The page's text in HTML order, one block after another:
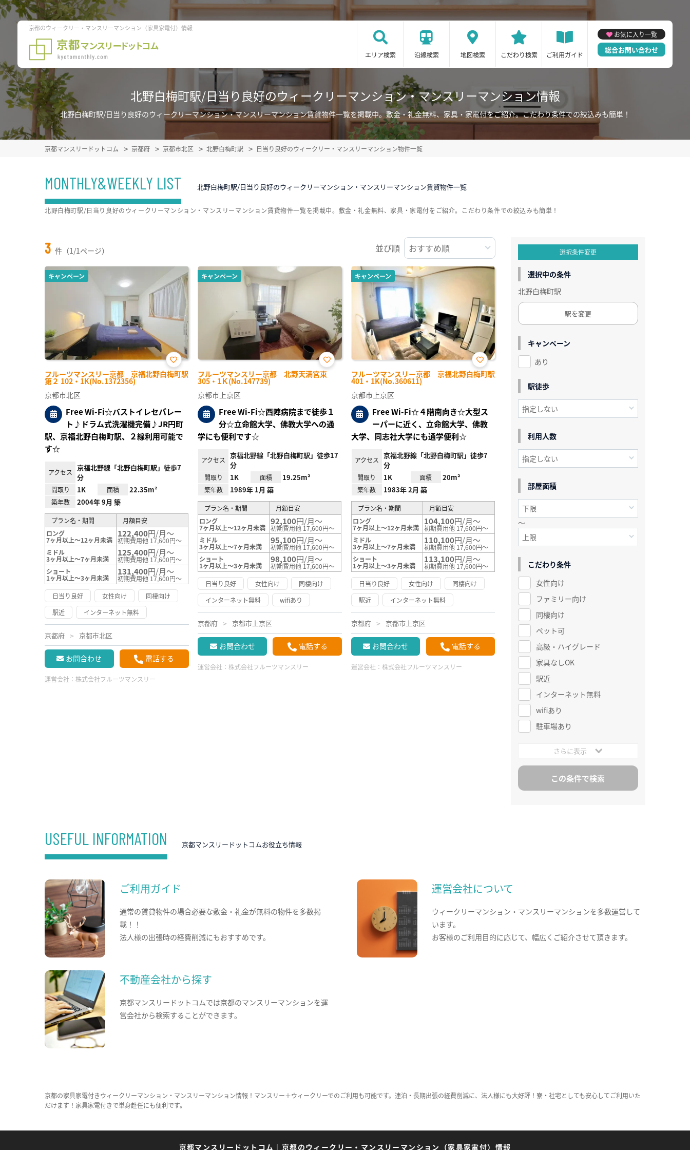
京都のウィークリー・マンスリーマンション（家具家電付）情報
エリア検索 沿線検索 地図検索 こだわり検索 ご利用ガイド
お気に入り一覧
総合お問い合わせ
北野白梅町駅/日当り良好のウィークリーマンション・マンスリーマンション情報
北野白梅町駅/日当り良好のウィークリーマンション・マンスリーマンション賃貸物件一覧を掲載中。敷金・礼金無料、家具・家電付をご紹介。こだわり条件での絞込みも簡単！
京都マンスリードットコム 京都府 京都市北区 北野白梅町駅 日当り良好のウィークリー・マンスリーマンション物件一覧
MONTHLY&WEEKLY LIST 北野白梅町駅/日当り良好のウィークリーマンション・マンスリーマンション賃貸物件一覧
3 件（1/1ページ） 並び順
キャンペーン
フルーツマンスリー京都 京福北野白梅町駅
第２ 102・1K(No.1372356)
お気
に入
京都市北区
Free Wi-Fi☆バストイレセパレー
ト♪ドラム式洗濯機完備♪JR円町
駅、京福北野白梅町駅、２線利用可能で
す☆
アクセス
京福北野線「北野白梅町駅」徒歩7
分
間取り 1K 面積 22.35m²
築年数 2004年 9月 築
プラン名・期間
月額目安
ロング
7ヶ月以上～12ヶ月未満
122,400円/月～
初期費用他 17,600円～
ミドル
3ヶ月以上～7ヶ月未満
125,400円/月～
初期費用他 17,600円～
ショート
1ヶ月以上～3ヶ月未満
131,400円/月～
初期費用他 17,600円～
日当り良好
女性向け
同棲向け
駅近
インターネット無料
京都府 京都市北区
お問合わせ 電話する
運営会社： 株式会社フルーツマンスリー
キャンペーン
フルーツマンスリー京都 北野天満宮東
305・1Ｋ(No.147739)
お気
に入
京都市上京区
Free Wi-Fi☆西陣病院まで徒歩１
分☆立命館大学、佛教大学への通
学にも便利です☆
アクセス
京福北野線「北野白梅町駅」徒歩17
分
間取り 1K 面積 19.25m²
築年数 1989年 1月 築
プラン名・期間
月額目安
ロング
7ヶ月以上～12ヶ月未満
92,100円/月～
初期費用他 17,600円～
ミドル
3ヶ月以上～7ヶ月未満
95,100円/月～
初期費用他 17,600円～
ショート
1ヶ月以上～3ヶ月未満
98,100円/月～
初期費用他 17,600円～
日当り良好
女性向け
同棲向け
インターネット無料
wifiあり
京都府 京都市上京区
お問合わせ 電話する
運営会社：株式会社フルーツマンスリー
キャンペーン
フルーツマンスリー京都 京福北野白梅町駅
401・1K(No.360611)
お気
に入
京都市上京区
Free Wi-Fi☆４階南向き☆大型ス
ーパーに近く、立命館大学、佛教
大学、同志社大学にも通学便利☆
アクセス
京福北野線「北野白梅町駅」徒歩7
分
間取り 1K 面積 20m²
築年数 1983年 2月 築
プラン名・期間
月額目安
ロング
7ヶ月以上～12ヶ月未満
104,100円/月～
初期費用他 17,600円～
ミドル
3ヶ月以上～7ヶ月未満
110,100円/月～
初期費用他 17,600円～
ショート
1ヶ月以上～3ヶ月未満
113,100円/月～
初期費用他 17,600円～
日当り良好
女性向け
同棲向け
駅近
インターネット無料
京都府 京都市上京区
お問合わせ 電話する
運営会社： 株式会社フルーツマンスリー
北野白梅町駅/日当り良好のウィークリーマンション・マンスリーマンション賃貸物件一覧を掲載中。敷金・礼金無料、家具・家電付をご紹介。こだわり条件での絞込みも簡単！
選択条件変更
選択中の条件
北野白梅町駅
駅を変更
キャンペーン
あり
駅徒歩
利用人数
部屋面積
～
こだわり条件
女性向け
ファミリー向け
同棲向け
ペット可
高級・ハイグレード
家具なしOK
駅近
インターネット無料
wifiあり
駐車場あり
さらに表示
USEFUL INFORMATION 京都マンスリードットコムお役立ち情報
ご利用ガイド
通常の賃貸物件の場合必要な敷金・礼金が無料の物件を多数掲
載！！
法人様の出張時の経費削減にもおすすめです。
運営会社について
ウィークリーマンション・マンスリーマンションを多数運営して
います。
お客様のご利用目的に応じて、幅広くご紹介させて頂きます。
不動産会社から探す
京都マンスリードットコムでは京都のマンスリーマンションを運
営会社から検索することができます。
京都の家具家電付きウィークリーマンション・マンスリーマンション情報！マンスリー＋ウィークリーでのご利用も可能です。連泊・長期出張の経費削減に、法人様にも大好評！寮・社宅としても安心してご利用いた
だけます！家具家電付きで単身赴任にも便利です。
京都マンスリードットコム ｜ 京都のウィークリー・マンスリーマンション（家具家電付）情報